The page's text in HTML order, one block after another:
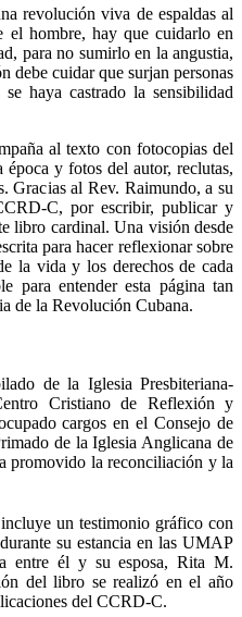
revolución viva de espaldas al
hombre, hay que cuidarlo en
para no sumirlo en la angustia,
debe cuidar que surjan personas
haya castrado la sensibilidad
al texto con fotocopias del
y fotos del autor, reclutas,
Gracias al Rev. Raimundo, a su
C, por escribir, publicar y
libro cardinal. Una visión desde
para hacer reflexionar sobre
la vida y los derechos de cada
para entender esta página tan
de la Revolución Cubana.
de la Iglesia Presbiteriana-
Cristiano de Reflexión y
cargos en el Consejo de
de la Iglesia Anglicana de
promovido la reconciliación y la
un testimonio gráfico con
su estancia en las UMAP
entre él y su esposa, Rita M.
del libro se realizó en el año
del CCRD-C.